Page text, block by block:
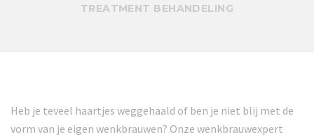
TREATMENT BEHANDELING
Heb je teveel haartjes weggehaald of ben je niet blij met de
vorm van je eigen wenkbrauwen? Onze wenkbrauwexpert